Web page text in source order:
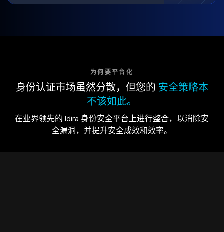
为何要平台化
身份认证市场虽然分散，但您的 安全策略本
不该如此。
在业界领先的 Idira 身份安全平台上进行整合，以消除安
全漏洞，并提升安全成效和效率。